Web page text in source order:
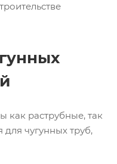
как раструбные, так
чугунных труб,